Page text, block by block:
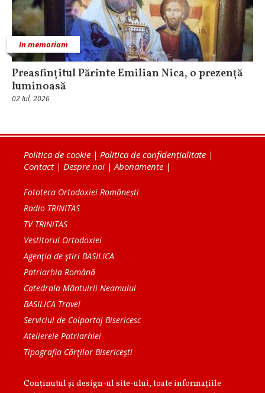
In memoriam
Preasfințitul Părinte Emilian Nica, o prezență
luminoasă
02 Iul, 2026
Politica de cookie | Politica de confidențialitate |
Contact| Despre noi | Abonamente |
Fototeca Ortodoxiei Românești
Radio TRINITAS
TV TRINITAS
Vestitorul Ortodoxiei
Agenţia de ştiri BASILICA
Patriarhia Română
Catedrala Mântuirii Neamului
BASILICA Travel
Serviciul de Colportaj Bisericesc
Atelierele Patriarhiei
Tipografia Cărţilor Bisericeşti
Conținutul și design-ul site-ului, toate informaţiile